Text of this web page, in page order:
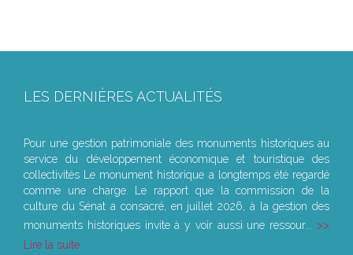
LES DERNIÈRES ACTUALITÉS
Pour une gestion patrimoniale des monuments historiques au
service du développement économique et touristique des
collectivités Le monument historique a longtemps été regardé
comme une charge. Le rapport que la commission de la
culture du Sénat a consacré, en juillet 2026, à la gestion des
monuments historiques invite à y voir aussi une ressour...
Lire la suite